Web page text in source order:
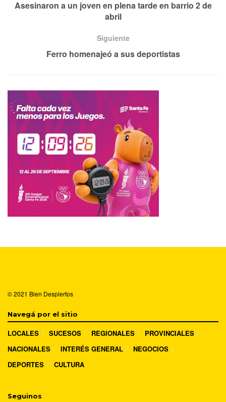
Asesinaron a un joven en plena tarde en barrio 2 de
abril
Siguiente
Ferro homenajeó a sus deportistas
© 2021 Bien Despiertos
Navegá por el sitio
LOCALES SUCESOS REGIONALES
PROVINCIALES
NACIONALES
INTERÉS GENERAL
NEGOCIOS
DEPORTES
CULTURA
Seguinos